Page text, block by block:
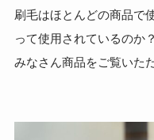
刷毛はほとんどの商品で
って使用されているのか？
みなさん商品をご覧いた